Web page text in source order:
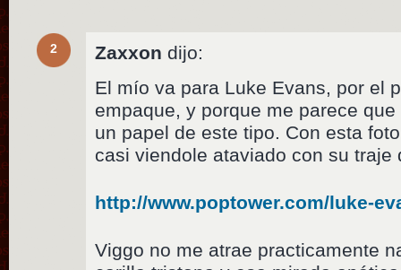
2 Zaxxon dijo:
El mío va para Luke Evans, por el
empaque, y porque me parece
un papel de este tipo. Con esta
casi viendole ataviado con su
http://www.poptower.com/luke-
Viggo no me atrae practicamente